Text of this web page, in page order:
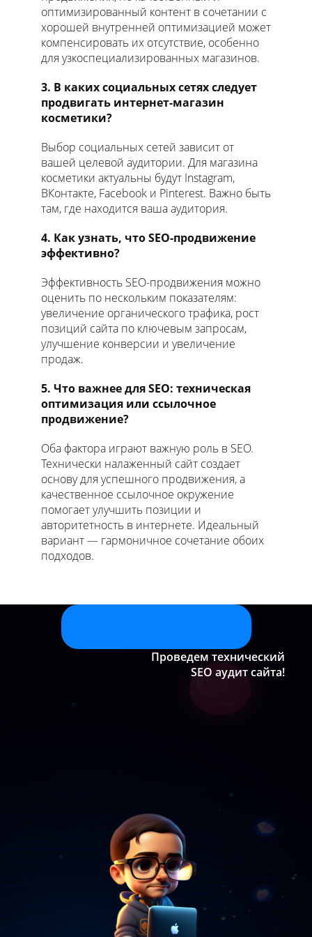
оптимизированный контент в сочетании с
хорошей внутренней оптимизацией может
компенсировать их отсутствие, особенно
для узкоспециализированных магазинов.
3. В каких социальных сетях следует
продвигать интернет-магазин
косметики?
Выбор социальных сетей зависит от
вашей целевой аудитории. Для магазина
косметики актуальны будут Instagram,
ВКонтакте, Facebook и Pinterest. Важно быть
там, где находится ваша аудитория.
4. Как узнать, что SEO-продвижение
эффективно?
Эффективность SEO-продвижения можно
оценить по нескольким показателям:
увеличение органического трафика, рост
позиций сайта по ключевым запросам,
улучшение конверсии и увеличение
продаж.
5. Что важнее для SEO: техническая
оптимизация или ссылочное
продвижение?
Оба фактора играют важную роль в SEO.
Технически налаженный сайт создает
основу для успешного продвижения, а
качественное ссылочное окружение
помогает улучшить позиции и
авторитетность в интернете. Идеальный
вариант — гармоничное сочетание обоих
подходов.
Проведем технический
SEO аудит сайта!